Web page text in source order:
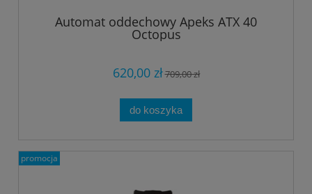
Automat oddechowy Apeks ATX 40
Octopus
620,00 zł709,00 zł
do koszyka
promocja